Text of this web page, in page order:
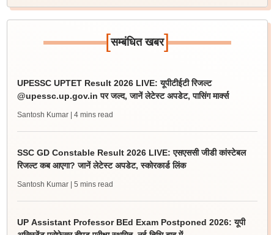
[सम्बंधित खबर]
UPESSC UPTET Result 2026 LIVE: यूपीटीईटी रिजल्ट
@upessc.up.gov.in पर जल्द, जानें लेटेस्ट अपडेट, पासिंग मार्क्स
Santosh Kumar | 4 mins read
SSC GD Constable Result 2026 LIVE: एसएससी जीडी कांस्टेबल
रिजल्ट कब आएगा? जानें लेटेस्ट अपडेट, स्कोरकार्ड लिंक
Santosh Kumar | 5 mins read
UP Assistant Professor BEd Exam Postponed 2026: यूपी